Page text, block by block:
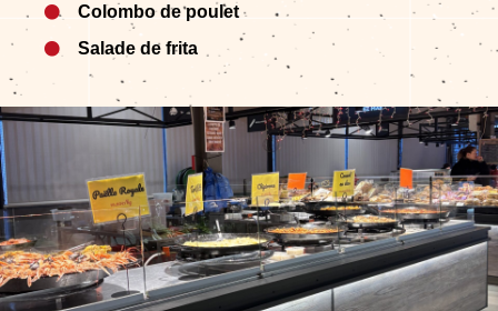
Colombo de poulet
Salade de frita